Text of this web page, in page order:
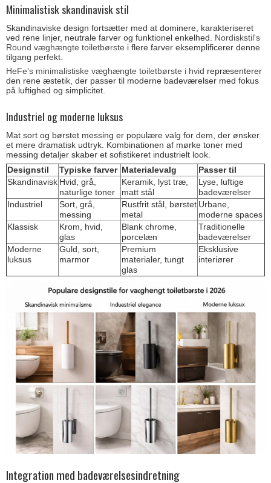
Minimalistisk skandinavisk stil
Skandinaviske design fortsætter med at dominere, karakteriseret
ved rene linjer, neutrale farver og funktionel enkelhed. Nordiskstil's
Round væghængte toiletbørste i flere farver eksemplificerer denne
tilgang perfekt.
HeFe's minimalistiske væghængte toiletbørste i hvid repræsenterer
den rene æstetik, der passer til moderne badeværelser med fokus
på luftighed og simplicitet.
Industriel og moderne luksus
Mat sort og børstet messing er populære valg for dem, der ønsker
et mere dramatisk udtryk. Kombinationen af mørke toner med
messing detaljer skaber et sofistikeret industrielt look.
Designstil
Typiske farver Materialevalg
Passer til
Skandinavisk Hvid, grå,
naturlige toner
Keramik, lyst træ,
matt stål
Lyse, luftige
badeværelser
Industriel
Sort, grå,
messing
Rustfrit stål, børstet
metal
Urbane,
moderne spaces
Klassisk
Krom, hvid,
glas
Blank chrome,
porcelæn
Traditionelle
badeværelser
Moderne
luksus
Guld, sort,
marmor
Premium
materialer, tungt
glas
Eksklusive
interiører
Integration med badeværelsesindretning